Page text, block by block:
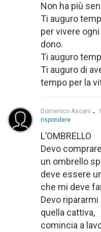
Non ha più
Ti auguro
per vivere
dono.
Ti auguro
Ti auguro di
tempo per la
Domenico Ascani
rispondere
L’OMBRELLO
Devo
un ombrello
deve essere
che mi deve
Devo
quella cattiva,
comincia a